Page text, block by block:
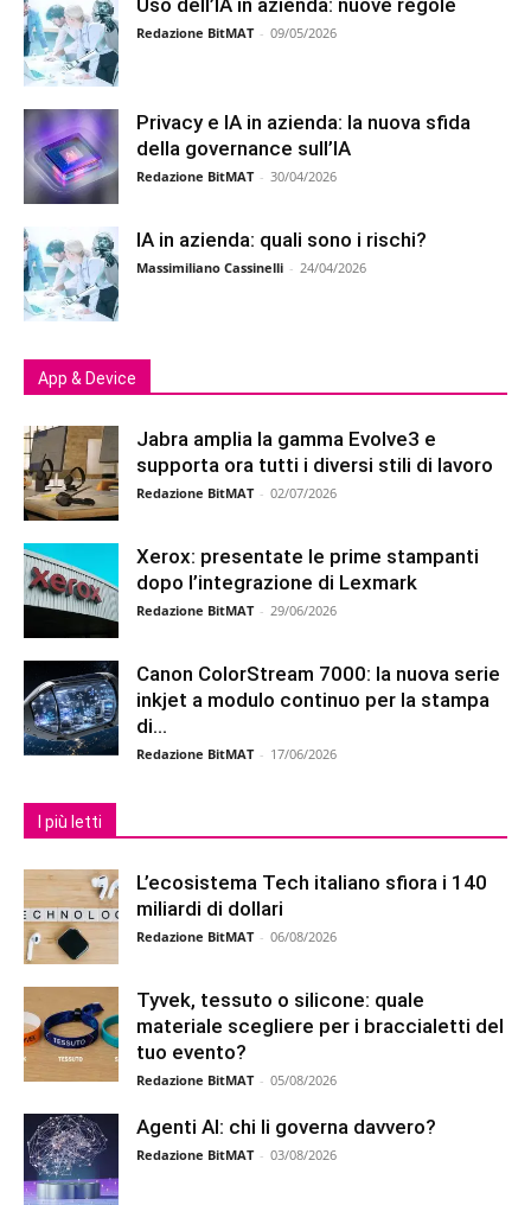
Uso dell’IA in azienda: nuove regole
Redazione BitMAT - 09/05/2026
Privacy e IA in azienda: la nuova sfida
della governance sull’IA
Redazione BitMAT - 30/04/2026
IA in azienda: quali sono i rischi?
Massimiliano Cassinelli - 24/04/2026
App & Device
Jabra amplia la gamma Evolve3 e
supporta ora tutti i diversi stili di lavoro
Redazione BitMAT - 02/07/2026
Xerox: presentate le prime stampanti
dopo l’integrazione di Lexmark
Redazione BitMAT - 29/06/2026
Canon ColorStream 7000: la nuova serie
inkjet a modulo continuo per la stampa
di...
Redazione BitMAT - 17/06/2026
I più letti
L’ecosistema Tech italiano sfiora i 140
miliardi di dollari
Redazione BitMAT - 06/08/2026
Tyvek, tessuto o silicone: quale
materiale scegliere per i braccialetti del
tuo evento?
Redazione BitMAT - 05/08/2026
Agenti AI: chi li governa davvero?
Redazione BitMAT - 03/08/2026